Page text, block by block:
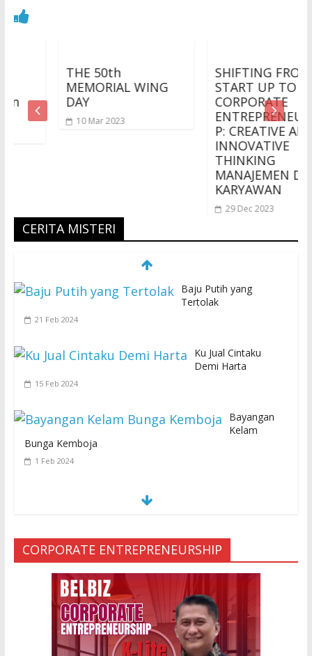
THE 50th
MEMORIAL WING
DAY
10 Mar 2023
SHIFTING FROM
START UP TO
CORPORATE
ENTREPRENEURSHI
P: CREATIVE AND
INNOVATIVE
THINKING
MANAJEMEN DAN
KARYAWAN
29 Dec 2023
CERITA MISTERI
Baju Putih yang
Tertolak
21 Feb 2024
Ku Jual Cintaku
Demi Harta
15 Feb 2024
Bayangan
Kelam
Bunga Kemboja
1 Feb 2024
29 Jan 2024
Ketakutan Setengah Mati setelah Main
Jailangkung, 28 Anak Gadis Dirawat di
Rumah Sakit
10 Mar 2023
“Cinta di Ujung Parigi”
CORPORATE ENTREPRENEURSHIP